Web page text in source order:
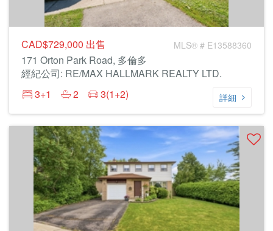
CAD$729,000 出售 MLS® # E13588360
171 Orton Park Road, 多倫多
經紀公司: RE/MAX HALLMARK REALTY LTD.
3+1
2 3(1+2) 詳細